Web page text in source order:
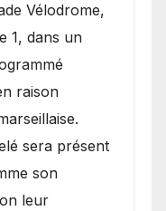
Vélodrome,
1, dans un
raison
sera présent
son
leur